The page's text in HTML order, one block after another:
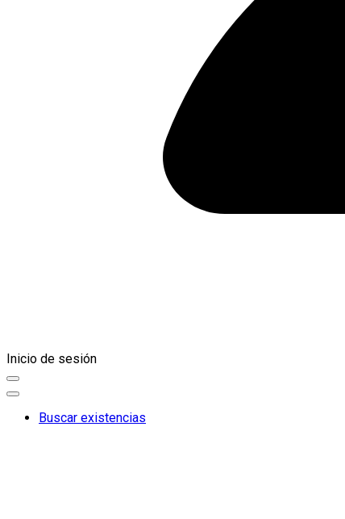
Inicio de sesión
Buscar existencias